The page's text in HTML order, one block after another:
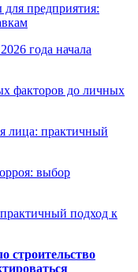
для предприятия:
года начала
факторов до личных
лица: практичный
выбор
подход к
строительство